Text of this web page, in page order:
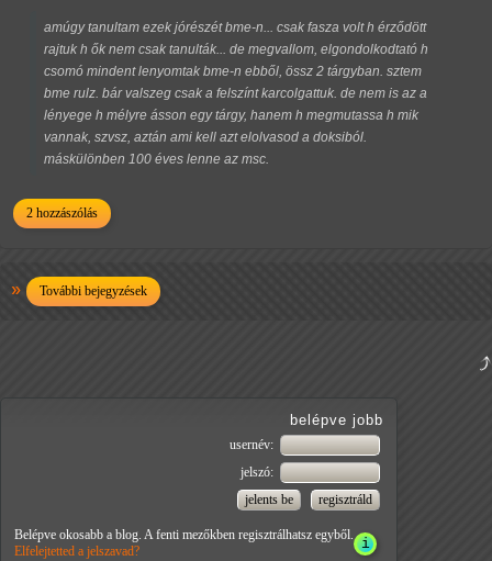
amúgy tanultam ezek jórészét bme-n... csak fasza volt h érződött
rajtuk h ők nem csak tanulták... de megvallom, elgondolkodtató h
csomó mindent lenyomtak bme-n ebből, össz 2 tárgyban. sztem
bme rulz. bár valszeg csak a felszínt karcolgattuk. de nem is az a
lényege h mélyre ásson egy tárgy, hanem h megmutassa h mik
vannak, szvsz, aztán ami kell azt elolvasod a doksiból.
máskülönben 100 éves lenne az msc.
2 hozzászólás
További bejegyzések
belépve jobb
usernév:
jelszó:
Belépve okosabb a blog. A fenti mezőkben regisztrálhatsz egyből.
Elfelejtetted a jelszavad?